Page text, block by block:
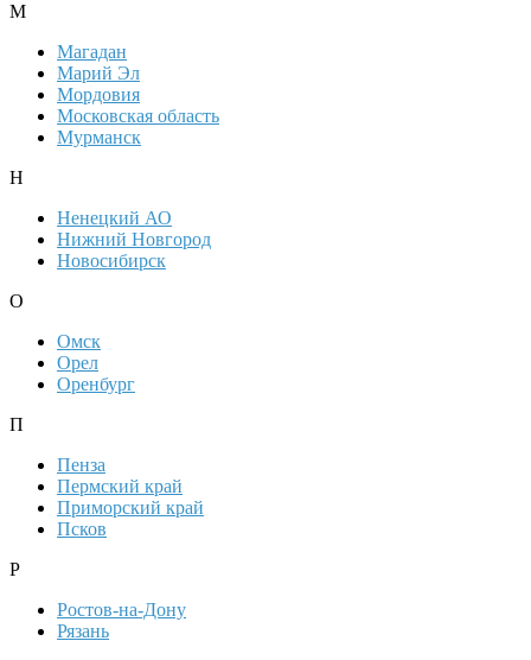
М
Магадан
Марий Эл
Мордовия
Московская область
Мурманск
Н
Ненецкий АО
Нижний Новгород
Новосибирск
О
Омск
Орел
Оренбург
П
Пенза
Пермский край
Приморский край
Псков
Р
Ростов-на-Дону
Рязань